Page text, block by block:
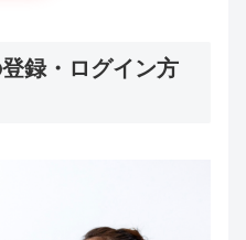
録・ログイン方